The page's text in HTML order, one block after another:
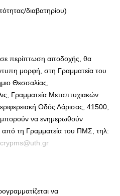
διαβατηρίου)
σε περίπτωση αποδοχής, θα
μορφή, στη Γραμματεία του
Θεσσαλίας,
Γραμματεία Μεταπτυχιακών
Οδός Λάρισας, 41500,
μπορούν να ενημερωθούν
από τη Γραμματεία του ΠΜΣ, τηλ:
να